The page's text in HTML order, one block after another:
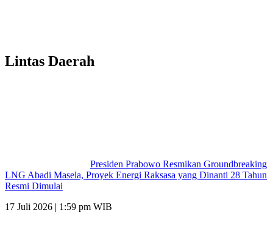
Lintas Daerah
Presiden Prabowo Resmikan Groundbreaking
LNG Abadi Masela, Proyek Energi Raksasa yang Dinanti 28 Tahun
Resmi Dimulai
17 Juli 2026 | 1:59 pm WIB